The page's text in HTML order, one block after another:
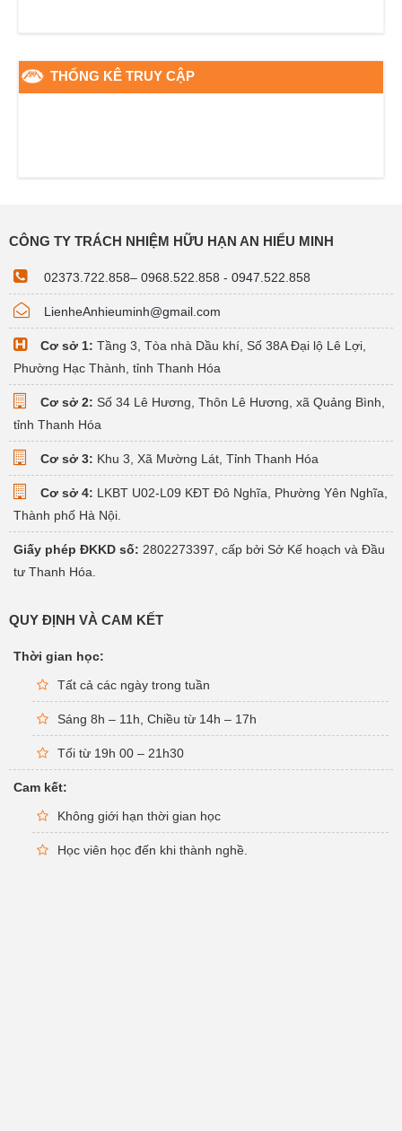
THỐNG KÊ TRUY CẬP
CÔNG TY TRÁCH NHIỆM HỮU HẠN AN HIỂU MINH
02373.722.858– 0968.522.858 - 0947.522.858
LienheAnhieuminh@gmail.com
Cơ sở 1: Tầng 3, Tòa nhà Dầu khí, Số 38A Đại lộ Lê Lợi,
Phường Hạc Thành, tỉnh Thanh Hóa
Cơ sở 2: Số 34 Lê Hương, Thôn Lê Hương, xã Quảng Bình,
tỉnh Thanh Hóa
Cơ sở 3: Khu 3, Xã Mường Lát, Tỉnh Thanh Hóa
Cơ sở 4: LKBT U02-L09 KĐT Đô Nghĩa, Phường Yên Nghĩa,
Thành phố Hà Nội.
Giấy phép ĐKKD số: 2802273397, cấp bởi Sở Kế hoạch và Đầu
tư Thanh Hóa.
QUY ĐỊNH VÀ CAM KẾT
Thời gian học:
Tất cả các ngày trong tuần
Sáng 8h – 11h, Chiều từ 14h – 17h
Tối từ 19h 00 – 21h30
Cam kết:
Không giới hạn thời gian học
Học viên học đến khi thành nghề.